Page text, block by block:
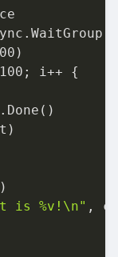
100
is %v!\n" ,